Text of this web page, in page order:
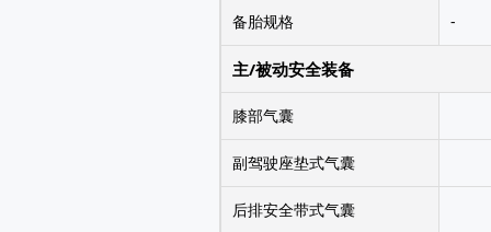
备胎规格 -
主/被动安全装备
膝部气囊
副驾驶座垫式气囊
后排安全带式气囊